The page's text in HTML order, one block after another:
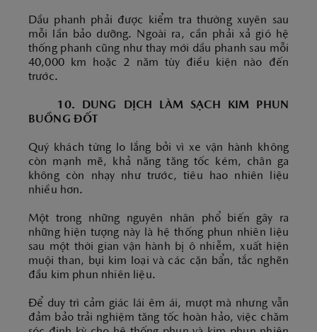
Dầu phanh phải được kiểm tra thường xuyên sau
mỗi lần bảo dưỡng. Ngoài ra, cần phải xả gió hệ
thống phanh cũng như thay mới dầu phanh sau mỗi
40,000 km hoặc 2 năm tùy điều kiện nào đến
trước.
10. DUNG DỊCH LÀM SẠCH KIM PHUN
BUỒNG ĐỐT
Quý khách từng lo lắng bởi vì xe vận hành không
còn mạnh mẽ, khả năng tăng tốc kém, chân ga
không còn nhạy như trước, tiêu hao nhiên liệu
nhiều hơn.
Một trong những nguyên nhân phổ biến gây ra
những hiện tượng này là hệ thống phun nhiên liệu
sau một thời gian vận hành bị ô nhiễm, xuất hiện
muội than, bụi kim loại và các cặn bẩn, tắc nghẽn
đầu kim phun nhiên liệu.
Để duy trì cảm giác lái êm ái, mượt mà nhưng vẫn
đảm bảo trải nghiệm tăng tốc hoàn hảo, việc chăm